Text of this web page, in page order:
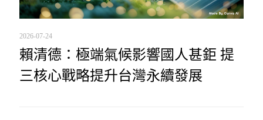
2026-07-24
賴清德：極端氣候影響國人甚鉅 提
三核心戰略提升台灣永續發展